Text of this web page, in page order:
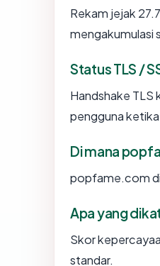
Rekam jejak
mengakumulasi
Status TLS /
Handshake
pengguna ketika
Di mana
popfame.com
Apa yang
Skor
standar.